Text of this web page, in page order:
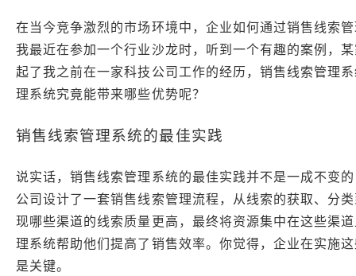
在当今竞争激烈的市场环境中，企业如何通过销售线索
我最近在参加一个行业沙龙时，听到一个有趣的案例，
起了我之前在一家科技公司工作的经历，销售线索管理
理系统究竟能带来哪些优势呢？
销售线索管理系统的最佳实践
说实话，销售线索管理系统的最佳实践并不是一成不变
公司设计了一套销售线索管理流程，从线索的获取、分
现哪些渠道的线索质量更高，最终将资源集中在这些渠
理系统帮助他们提高了销售效率。你觉得，企业在实施
是关键。